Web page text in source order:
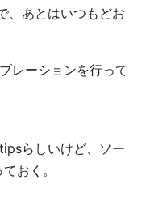
、あとはいつもどお
レーションを行って
らしいけど、ソー
おく。